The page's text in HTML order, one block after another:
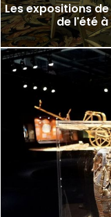
Les expositions
de l'été